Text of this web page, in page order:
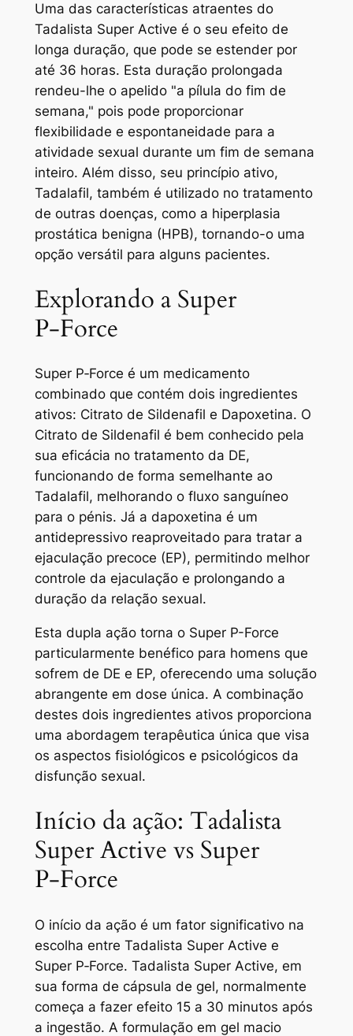
Uma das características atraentes do
Tadalista Super Active é o seu efeito de
longa duração, que pode se estender por
até 36 horas. Esta duração prolongada
rendeu-lhe o apelido "a pílula do fim de
semana," pois pode proporcionar
flexibilidade e espontaneidade para a
atividade sexual durante um fim de semana
inteiro. Além disso, seu princípio ativo,
Tadalafil, também é utilizado no tratamento
de outras doenças, como a hiperplasia
prostática benigna (HPB), tornando-o uma
opção versátil para alguns pacientes.
Explorando a Super
P‑Force
Super P‑Force é um medicamento
combinado que contém dois ingredientes
ativos: Citrato de Sildenafil e Dapoxetina. O
Citrato de Sildenafil é bem conhecido pela
sua eficácia no tratamento da DE,
funcionando de forma semelhante ao
Tadalafil, melhorando o fluxo sanguíneo
para o pénis. Já a dapoxetina é um
antidepressivo reaproveitado para tratar a
ejaculação precoce (EP), permitindo melhor
controle da ejaculação e prolongando a
duração da relação sexual.
Esta dupla ação torna o Super P-Force
particularmente benéfico para homens que
sofrem de DE e EP, oferecendo uma solução
abrangente em dose única. A combinação
destes dois ingredientes ativos proporciona
uma abordagem terapêutica única que visa
os aspectos fisiológicos e psicológicos da
disfunção sexual.
Início da ação: Tadalista
Super Active vs Super
P‑Force
O início da ação é um fator significativo na
escolha entre Tadalista Super Active e
Super P‑Force. Tadalista Super Active, em
sua forma de cápsula de gel, normalmente
começa a fazer efeito 15 a 30 minutos após
a ingestão. A formulação em gel macio